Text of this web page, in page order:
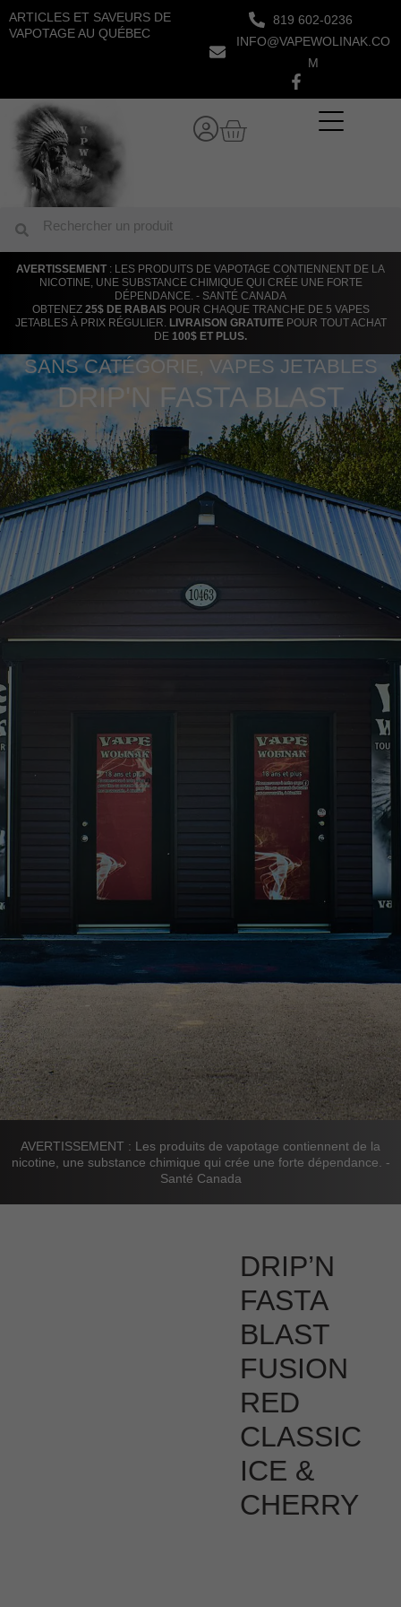
Aller
au
ARTICLES ET SAVEURS DE
VAPOTAGE AU QUÉBEC
819 602-0236
INFO@VAPEWOLINAK.CO
M
Panier
Rechercher
AVERTISSEMENT : LES PRODUITS DE VAPOTAGE CONTIENNENT DE LA
NICOTINE, UNE SUBSTANCE CHIMIQUE QUI CRÉE UNE FORTE
DÉPENDANCE. - SANTÉ CANADA
OBTENEZ 25$ DE RABAISPOUR CHAQUE TRANCHE DE 5 VAPES
JETABLES À PRIX RÉGULIER. LIVRAISON GRATUITEPOUR TOUT ACHAT
DE 100$ ET PLUS.
SANS CATÉGORIE, VAPES JETABLES
DRIP'N FASTA BLAST
AVERTISSEMENT : Les produits de vapotage contiennent de la
nicotine, une substance chimique qui crée une forte dépendance. -
Santé Canada
DRIP’N
FASTA
BLAST
FUSION
RED
CLASSIC
ICE &
CHERRY